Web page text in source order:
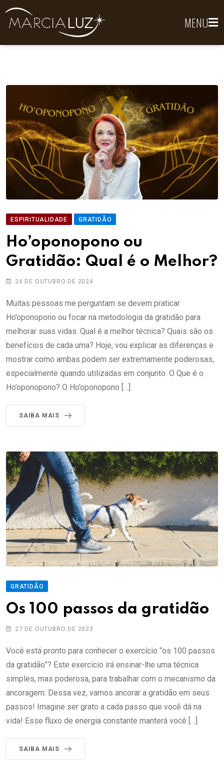
MENU
ESPIRITUALIDADE GRATIDÃO
Ho’oponopono ou
Gratidão: Qual é o Melhor?
24 DE OUTUBRO DE 2024
Muitas pessoas me perguntam se devem praticar
Ho’oponopono ou focar na metodologia da gratidão para
melhorar suas vidas. Qual é a melhor técnica? Quais são os
benefícios de cada uma? Hoje, vou explicar as diferenças e
mostrar como ambas podem ser extremamente poderosas,
especialmente quando utilizadas em conjunto. O Que é o
Ho’oponopono? O Ho’oponopono […]
SAIBA MAIS
GRATIDÃO
Os 100 passos da gratidão
27 DE OUTUBRO DE 2023
Você está pronto para conhecer o exercício “os 100 passos
da gratidão”? Este exercício irá ensinar-lhe uma técnica
simples, mas poderosa, para trabalhar com o mecanismo da
ancoragem. Dessa vez, vamos ancorar a gratidão em seus
passos! Imagine ser grato a cada passo que você dá na
vida! Esse fluxo de energia constante manterá você […]
SAIBA MAIS